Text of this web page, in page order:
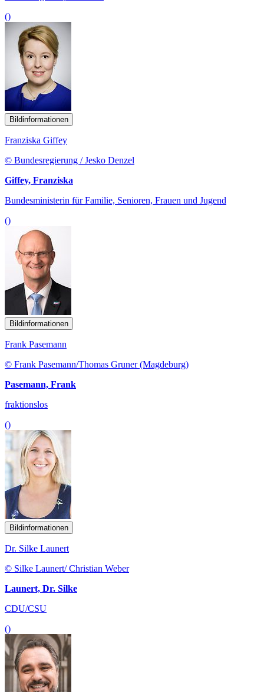
()
Bildinformationen
Franziska Giffey
© Bundesregierung / Jesko Denzel
Giffey, Franziska
Bundesministerin für Familie, Senioren, Frauen und Jugend
()
Bildinformationen
Frank Pasemann
© Frank Pasemann/Thomas Gruner (Magdeburg)
Pasemann, Frank
fraktionslos
()
Bildinformationen
Dr. Silke Launert
© Silke Launert/ Christian Weber
Launert, Dr. Silke
CDU/CSU
()